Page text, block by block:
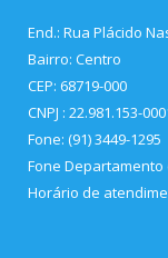
End.: Rua Plácido
Bairro: Centro
CEP: 68719-000
CNPJ : 22.981.153-
Fone: (91) 3449-1295
Fone Departamento
Horário de